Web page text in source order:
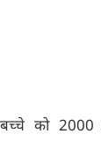
को